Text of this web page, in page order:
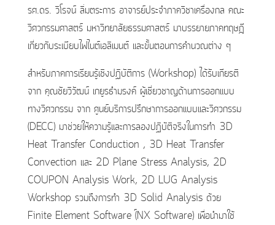
รศ.ดร. วิโรจน์ ลิ่มตระการ อาจารย์ประจำภาควิชาเครื่องกล คณะ
วิศวกรรมศาสตร์ มหาวิทยาลัยธรรมศาสตร์ มาบรรยายภาคทฤษฎี
เกี่ยวกับระเบียบไฟไนต์เอลิเมนต์ และขั้นตอนการคำนวณต่าง ๆ
สำหรับภาคการเรียนรู้เชิงปฏิบัติการ (Workshop) ได้รับเกียรติ
จาก คุณชัยวิวัฒน์ เกยูรธำมรงค์ ผู้เชี่ยวชาญด้านการออกแบบ
ทางวิศวกรรม จาก ศูนย์บริการปรึกษาการออกแบบและวิศวกรรม
(DECC) มาช่วยให้ความรู้และการลองปฏิบัติจริงในการทำ 3D
Heat Transfer Conduction , 3D Heat Transfer
Convection และ 2D Plane Stress Analysis, 2D
COUPON Analysis Work, 2D LUG Analysis
Workshop รวมถึงการทำ 3D Solid Analysis ด้วย
Finite Element Software (์NX Software) เพื่อนำมาใช้